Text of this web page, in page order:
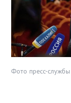
Фото пресс-службы